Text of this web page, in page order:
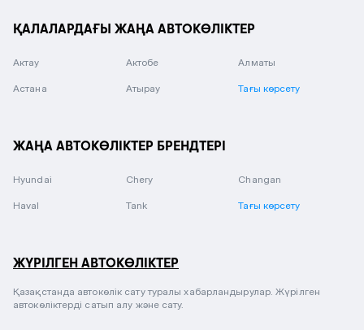
ҚАЛАЛАРДАҒЫ ЖАҢА АВТОКӨЛІКТЕР
Актау Актобе Алматы
Астана Атырау Тағы көрсету
ЖАҢА АВТОКӨЛІКТЕР БРЕНДТЕРІ
Hyundai Chery Changan
Haval Tank Тағы көрсету
ЖҮРІЛГЕН АВТОКӨЛІКТЕР
Қазақстанда автокөлік сату туралы хабарландырулар. Жүрілген
автокөліктерді сатып алу және сату.